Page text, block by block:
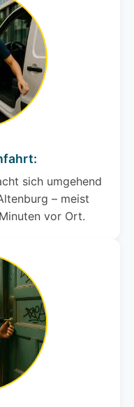
sich umgehend
– meist
vor Ort.